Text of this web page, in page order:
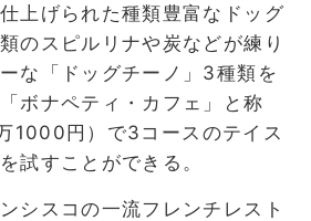
上げられた種類豊富なドッグ
のスピルリナや炭などが練り
な「ドッグチーノ」3種類を
ボナペティ・カフェ」と称
1000円）で3コースのテイス
試すことができる。
シスコの一流フレンチレスト